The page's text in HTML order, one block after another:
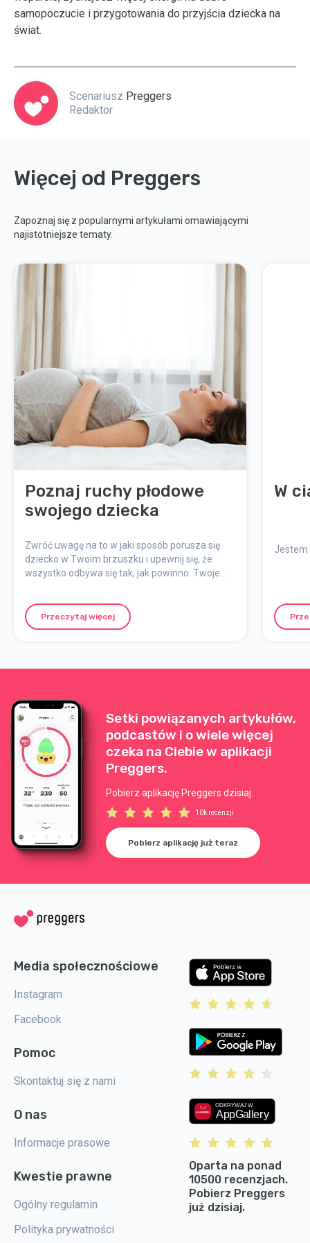
samopoczucie i przygotowania do przyjścia dziecka na
świat.
Scenariusz Preggers
Redaktor
Więcej od Preggers
Zapoznaj się z popularnymi artykułami omawiającymi
najistotniejsze tematy.
Poznaj ruchy płodowe
swojego dziecka
Zwróć uwagę na to w jaki sposób porusza się
dziecko w Twoim brzuszku i upewnij się, że
wszystko odbywa się tak, jak powinno. Twoje
Przeczytaj więcej
W
Jestem
Setki powiązanych artykułów,
podcastów i o wiele więcej
czeka na Ciebie w aplikacji
Preggers.
Pobierz aplikację Preggers dzisiaj.
10k recenzji
Pobierz aplikację już teraz
Media społecznościowe
Instagram
Facebook
Pomoc
Skontaktuj się z nami
O nas
Informacje prasowe
Kwestie prawne
Ogólny regulamin
Polityka prywatności
Oparta na ponad
10500 recenzjach.
Pobierz Preggers
już dzisiaj.